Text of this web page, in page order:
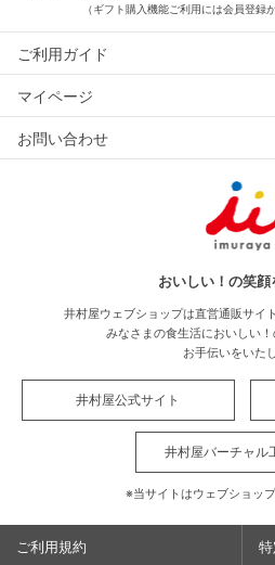
（ギフト購入機能ご利用には会員登録
ご利用ガイド
マイページ
お問い合わせ
おいしい！の笑顔
井村屋ウェブショップは直営通販サイ
みなさまの食生活においしい
お手伝いをいた
井村屋公式サイト
井村屋バーチャル
※当サイトはウェブショッ
ご利用規約